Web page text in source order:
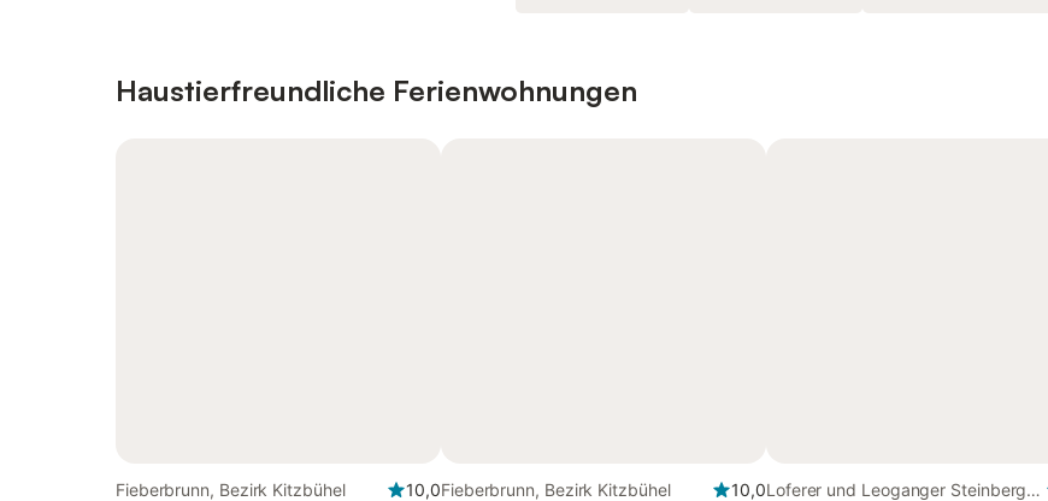
Haustierfreundliche Ferienwohnungen
Fieberbrunn, Bezirk Kitzbühel
10,0Fieberbrunn, Bezirk Kitzbühel
10,0Loferer und Leoganger Steinberge,